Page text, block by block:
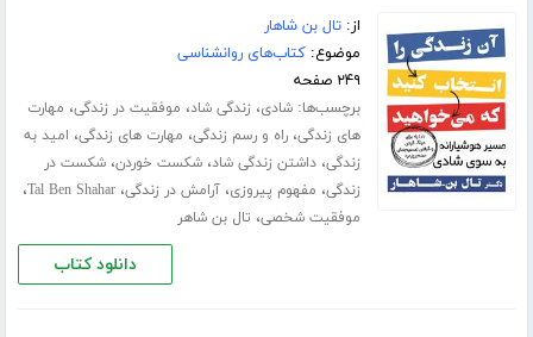
از:تال بن شاهار
موضوع:کتاب‌های روانشناسی
۲۴۹ صفحه
برچسب‌ها:شادی، زندگی شاد، موفقیت در زندگی، مهارت
های زندگی،راه و رسم زندگی، مهارت های زندگی، امید به
زندگی،داشتن زندگی شاد،شکست خوردن،شکست در
زندگی، مفهوم پیروزی،آرامش در زندگی،Tal Ben Shahar،
موفقیت شخصی، تال بن شاهر
دانلود کتاب